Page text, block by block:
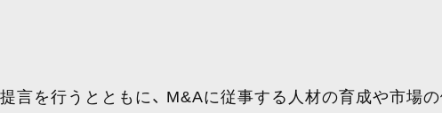
言を行うとともに、 M&Aに従事する人材の育成や市場